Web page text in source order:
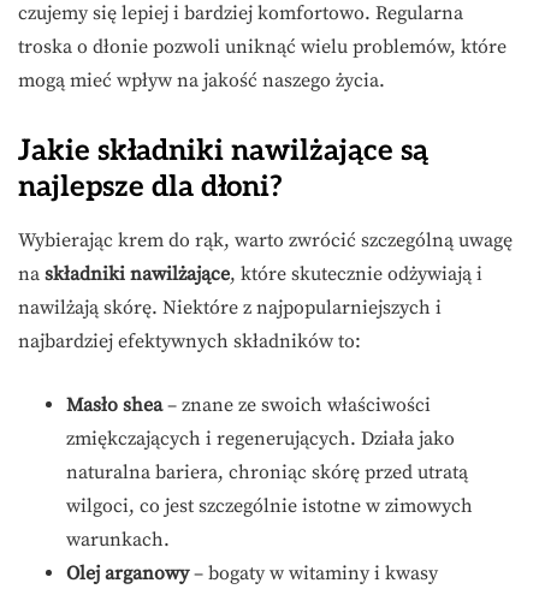
czujemy się lepiej i bardziej komfortowo. Regularna
troska o dłonie pozwoli uniknąć wielu problemów, które
mogą mieć wpływ na jakość naszego życia.
Jakie składniki nawilżające są
najlepsze dla dłoni?
Wybierając krem do rąk, warto zwrócić szczególną uwagę
na składniki nawilżające, które skutecznie odżywiają i
nawilżają skórę. Niektóre z najpopularniejszych i
najbardziej efektywnych składników to:
Masło shea– znane ze swoich właściwości
zmiękczających i regenerujących. Działa jako
naturalna bariera, chroniąc skórę przed utratą
wilgoci, co jest szczególnie istotne w zimowych
warunkach.
Olej arganowy– bogaty w witaminy i kwasy